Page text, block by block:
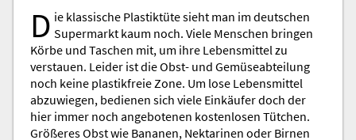
D ie klassische Plastiktüte sieht man im deutschen
Supermarkt kaum noch. Viele Menschen bringen
Körbe und Taschen mit, um ihre Lebensmittel zu
verstauen. Leider ist die Obst- und Gemüseabteilung
noch keine plastikfreie Zone. Um lose Lebensmittel
abzuwiegen, bedienen sich viele Einkäufer doch der
hier immer noch angebotenen kostenlosen Tütchen.
Größeres Obst wie Bananen, Nektarinen oder Birnen